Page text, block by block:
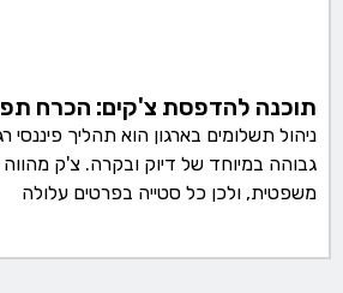
תוכנה להדפסת צ'קים: הכרח
ניהול תשלומים בארגון הוא תהליך פיננסי
גבוהה במיוחד של דיוק ובקרה. צ'ק
משפטית, ולכן כל סטייה בפרטים עלולה